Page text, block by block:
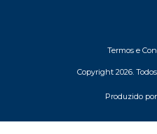
Termos e
Copyright 2026.
Produzido